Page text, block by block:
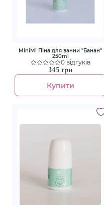
MiniMi Піна для ванни "Банан"
250ml
0 відгуків
345 грн
Купити